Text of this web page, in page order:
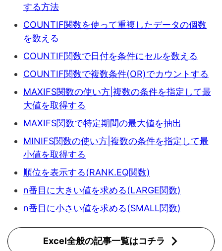
する方法
COUNTIF関数を使って重複したデータの個数
を数える
COUNTIF関数で日付を条件にセルを数える
COUNTIF関数で複数条件(OR)でカウントする
MAXIFS関数の使い方|複数の条件を指定して最
大値を取得する
MAXIFS関数で特定期間の最大値を抽出
MINIFS関数の使い方|複数の条件を指定して最
小値を取得する
順位を表示する(RANK.EQ関数)
n番目に大きい値を求める(LARGE関数)
n番目に小さい値を求める(SMALL関数)
Excel全般の記事一覧はコチラ